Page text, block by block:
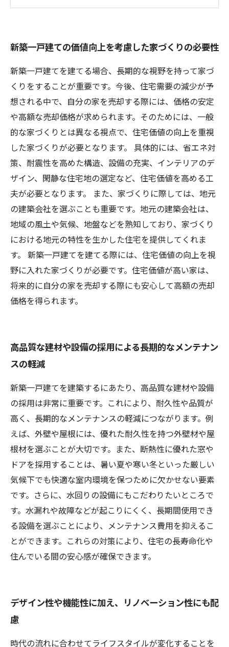
する家づくり
新築一戸建ての価値向上を考慮した家づくりの必要性
新築一戸建てを建てる場合、長期的な視野を持って家づ
くりをすることが重要です。今後、住宅需要の減少が予
想される中で、自分の家を売却する際には、価格の安定
や高額な売却価格が求められます。そのためには、一般
的な家づくりとは異なる視点で、住宅価値の向上を重視
した家づくりが必要となります。 具体的には、省エネ対
策、耐震性を高めた構造、設備の充実、インテリアのデ
ザイン、閑静な住宅地の選定など、住宅価値を高める工
夫が必要となります。 また、家づくりに際しては、地元
の建築会社を選ぶことも重要です。地元の建築会社は、
地域の風土や気候、地盤などを熟知しており、家づくり
における地元の特性を生かした住宅を提供してくれま
す。 新築一戸建てを建てる際には、住宅価値の向上を視
野に入れた家づくりが必要です。住宅価値が高い家は、
将来的に自分の家を売却する際にも安心して高額の売却
価格を得られます。
高品質な建材や設備の採用による長期的なメンテナン
スの軽減
新築一戸建てを建築するにあたり、高品質な建材や設備
の採用は非常に重要です。これにより、耐久性や品質が
高く、長期的なメンテナンスの軽減につながります。例
えば、外壁や屋根には、優れた耐久性を持つ外壁材や屋
根材を選ぶことが大切です。また、断熱性に優れた窓や
ドアを採用することは、暑い夏や寒い冬といった厳しい
気候下でも快適な室内環境を保つために欠かせない要素
です。さらに、水回りの設備にもこだわりたいところで
す。水漏れや故障などが起こりにくく、長期間使用でき
る設備を選ぶことにより、メンテナンス費用を抑えるこ
とができます。これらの対策により、住宅の長寿命化や
住んでいる間の安心感が確保できます。
デザイン性や機能性に加え、リノベーション性にも配
慮
時代の流れに合わせてライフスタイルが変化することを